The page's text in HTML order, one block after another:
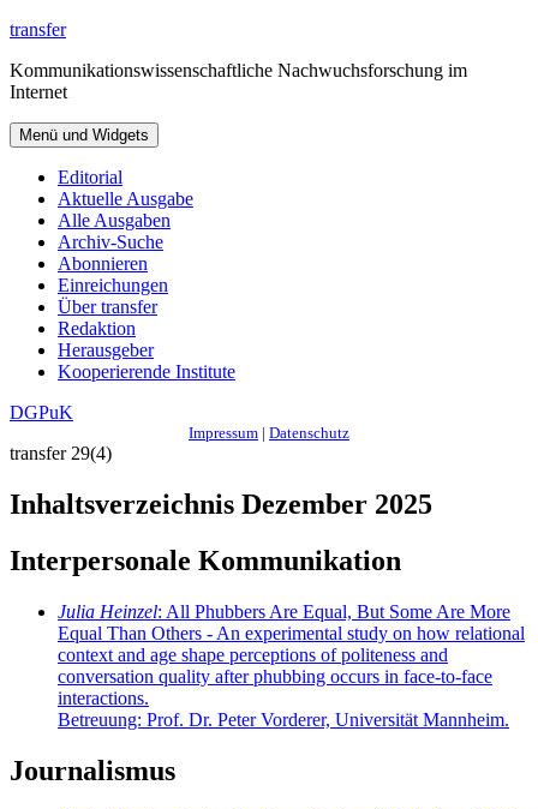
Zum
springen
transfer
Kommunikationswissenschaftliche Nachwuchsforschung im
Internet
Menü und Widgets
Editorial
Aktuelle Ausgabe
Alle Ausgaben
Archiv-Suche
Abonnieren
Einreichungen
Über transfer
Redaktion
Herausgeber
Kooperierende Institute
DGPuK
Impressum | Datenschutz
transfer 29(4)
Inhaltsverzeichnis Dezember 2025
Interpersonale Kommunikation
Julia Heinzel: All Phubbers Are Equal, But Some Are More
Equal Than Others - An experimental study on how relational
context and age shape perceptions of politeness and
conversation quality after phubbing occurs in face-to-face
interactions.
Betreuung: Prof. Dr. Peter Vorderer, Universität Mannheim.
Journalismus